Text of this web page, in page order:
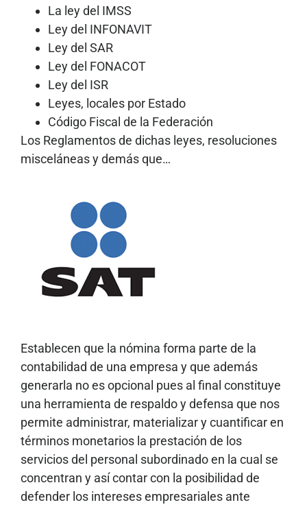
La ley del IMSS
Ley del INFONAVIT
Ley del SAR
Ley del FONACOT
Ley del ISR
Leyes, locales por Estado
Código Fiscal de la Federación
Los Reglamentos de dichas leyes, resoluciones
misceláneas y demás que…
Establecen que la nómina forma parte de la
contabilidad de una empresa y que además
generarla no es opcional pues al final constituye
una herramienta de respaldo y defensa que nos
permite administrar, materializar y cuantificar en
términos monetarios la prestación de los
servicios del personal subordinado en la cual se
concentran y así contar con la posibilidad de
defender los intereses empresariales ante